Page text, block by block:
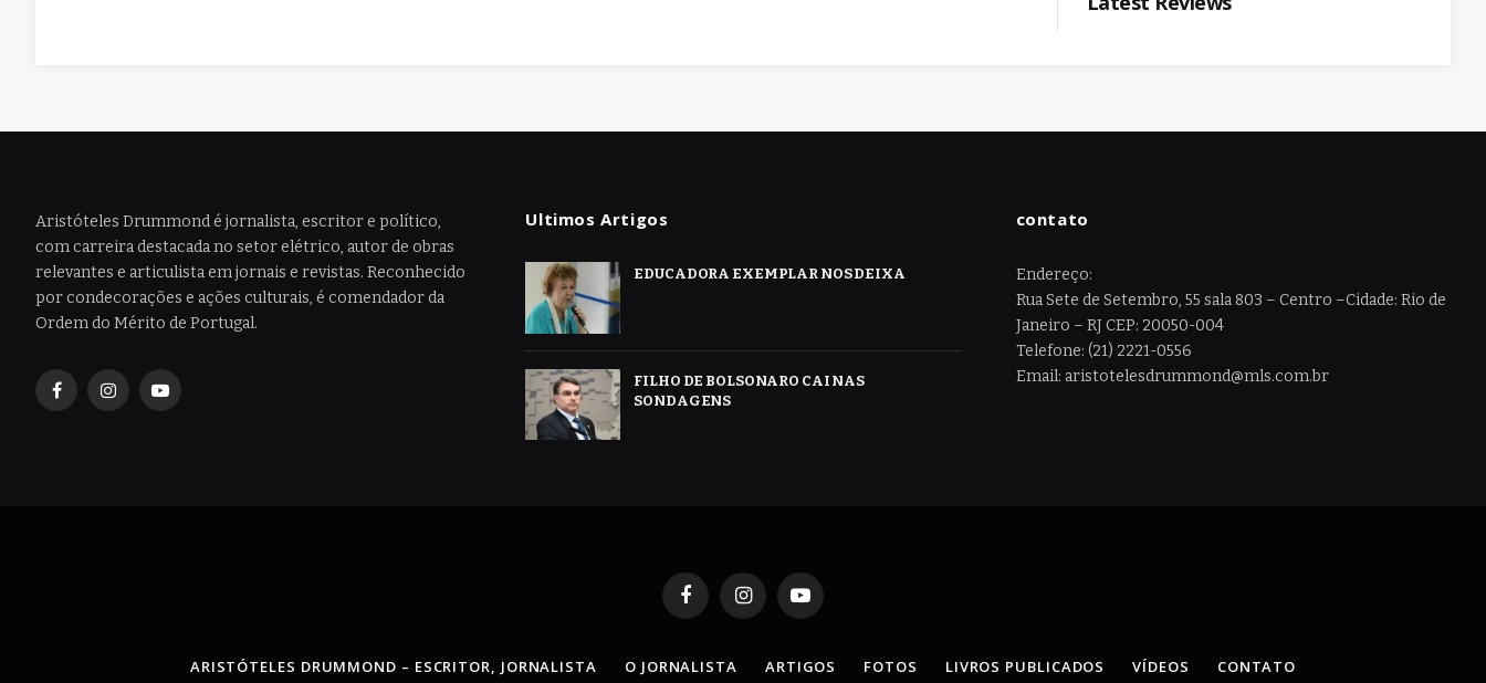
Aristóteles Drummond é jornalista, escritor e político,
com carreira destacada no setor elétrico, autor de obras
relevantes e articulista em jornais e revistas. Reconhecido
por condecorações e ações culturais, é comendador da
Ordem do Mérito de Portugal.
FacebookInstagramYouTube
Ultimos Artigos
EDUCADORA EXEMPLAR NOS DEIXA
FILHO DE BOLSONARO CAI NAS
SONDAGENS
contato
Endereço:
Rua Sete de Setembro, 55 sala 803 – Centro –Cidade: Rio de
Janeiro – RJ CEP: 20050-004
Telefone: (21) 2221-0556
Email: aristotelesdrummond@mls.com.br
FacebookInstagramYouTube
ARISTÓTELES DRUMMOND – ESCRITOR, JORNALISTA O JORNALISTA ARTIGOS FOTOS LIVROS PUBLICADOS VÍDEOS CONTATO